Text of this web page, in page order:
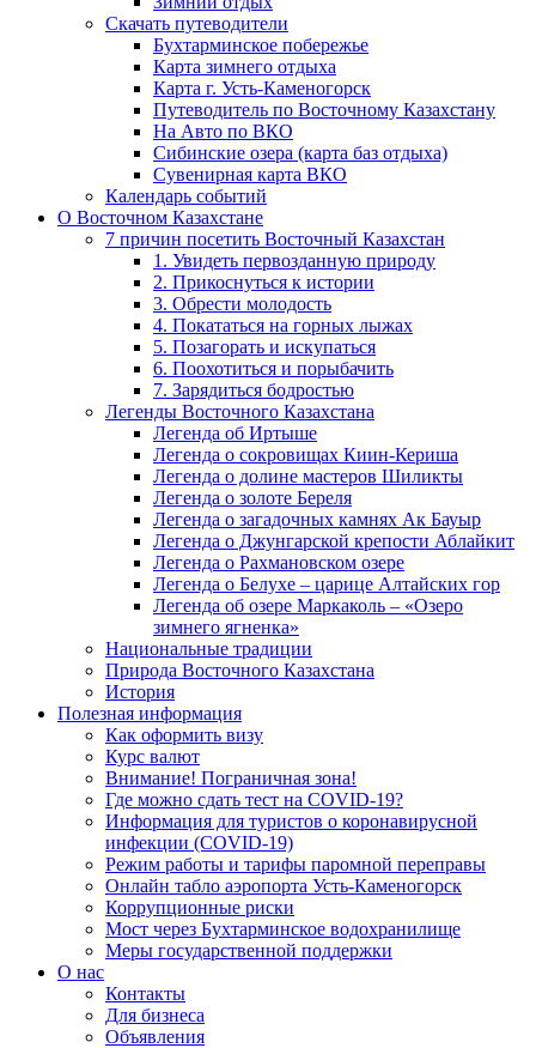
Скачать путеводители
Бухтарминское побережье
Карта зимнего отдыха
Карта г. Усть-Каменогорск
Путеводитель по Восточному Казахстану
На Авто по ВКО
Сибинские озера (карта баз отдыха)
Сувенирная карта ВКО
Календарь событий
О Восточном Казахстане
7 причин посетить Восточный Казахстан
1. Увидеть первозданную природу
2. Прикоснуться к истории
3. Обрести молодость
4. Покататься на горных лыжах
5. Позагорать и искупаться
6. Поохотиться и порыбачить
7. Зарядиться бодростью
Легенды Восточного Казахстана
Легенда об Иртыше
Легенда о сокровищах Киин-Кериша
Легенда о долине мастеров Шиликты
Легенда о золоте Береля
Легенда о загадочных камнях Ак Бауыр
Легенда о Джунгарской крепости Аблайкит
Легенда о Рахмановском озере
Легенда о Белухе – царице Алтайских гор
Легенда об озере Маркаколь – «Озеро
зимнего ягненка»
Национальные традиции
Природа Восточного Казахстана
История
Полезная информация
Как оформить визу
Курс валют
Внимание! Пограничная зона!
Где можно сдать тест на COVID-19?
Информация для туристов о коронавирусной
инфекции (COVID-19)
Режим работы и тарифы паромной переправы
Онлайн табло аэропорта Усть-Каменогорск
Коррупционные риски
Мост через Бухтарминское водохранилище
Меры государственной поддержки
О нас
Контакты
Для бизнеса
Объявления